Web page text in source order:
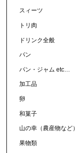
スィーツ
トリ肉
ドリンク全般
パン
パン・ジャム etc…
加工品
卵
和菓子
山の幸（農産物など）
果物類